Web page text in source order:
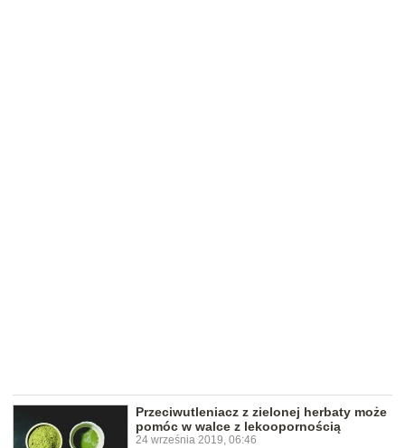
Przeciwutleniacz z zielonej herbaty może
pomóc w walce z lekoopornością
24 września 2019, 06:46